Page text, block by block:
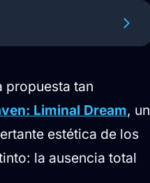
propuesta tan
Liminal Dream, un
estética de los
la ausencia total